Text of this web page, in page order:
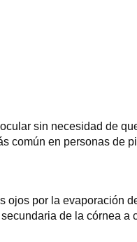
sin necesidad de
común en personas de
ojos por la evaporación
de la córnea a